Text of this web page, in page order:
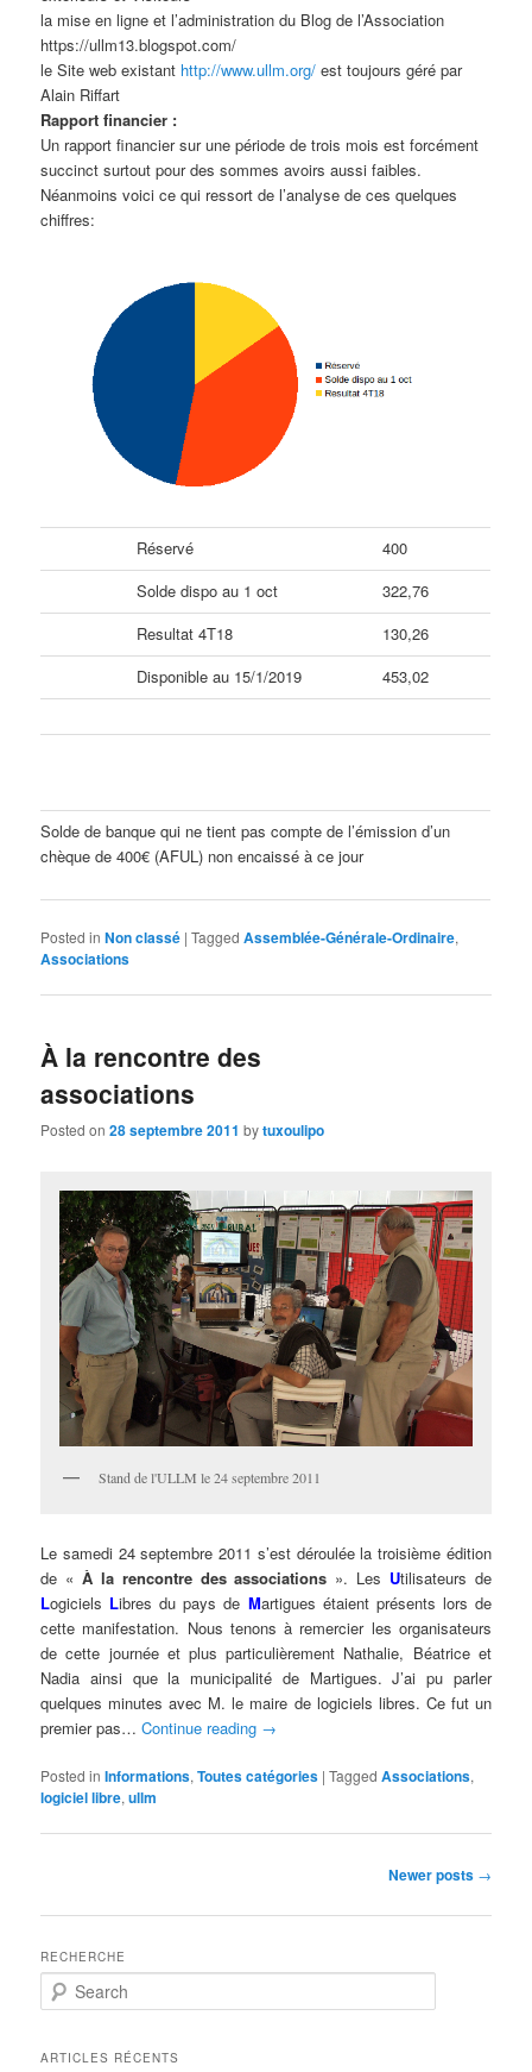
la mise en ligne et l’administration du Blog de l’Association
https://ullm13.blogspot.com/
le Site web existant http://www.ullm.org/ est toujours géré par
Alain Riffart
Rapport financier :
Un rapport financier sur une période de trois mois est forcément
succinct surtout pour des sommes avoirs aussi faibles.
Néanmoins voici ce qui ressort de l’analyse de ces quelques
chiffres:
Réservé
400
Solde dispo au 1 oct
322,76
Resultat 4T18
130,26
Disponible au 15/1/2019
453,02
Solde de banque qui ne tient pas compte de l’émission d’un
chèque de 400€ (AFUL) non encaissé à ce jour
Posted in Non classé |Tagged Assemblée-Générale-Ordinaire,
Associations
À la rencontre des
associations
Posted on28 septembre 2011 bytuxoulipo
Stand de l'ULLM le 24 septembre 2011
Le samedi 24 septembre 2011 s’est déroulée la troisième édition
de « À la rencontre des associations ». Les Utilisateurs de
Logiciels Libres du pays de Martigues étaient présents lors de
cette manifestation. Nous tenons à remercier les organisateurs
de cette journée et plus particulièrement Nathalie, Béatrice et
Nadia ainsi que la municipalité de Martigues. J’ai pu parler
quelques minutes avec M. le maire de logiciels libres. Ce fut un
premier pas…Continue reading →
Posted in Informations,Toutes catégories |Tagged Associations,
logiciel libre,ullm
Newer posts →
RECHERCHE
e
r
ARTICLES RÉCENTS